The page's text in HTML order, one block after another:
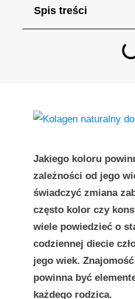
Spis treści
Jakiego koloru
zależności od jego
świadczyć zmiana
często kolor czy
wiele powiedzieć o
codziennej diecie
jego wiek.
powinna być
każdego rodzica.